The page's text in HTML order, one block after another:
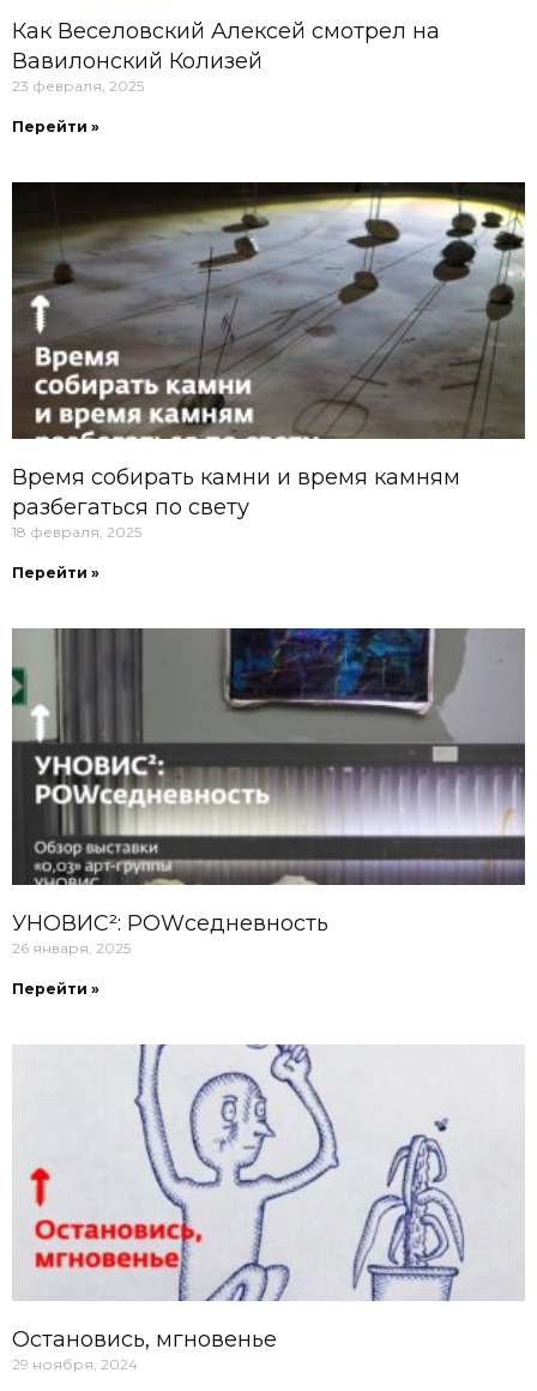
Как Веселовский Алексей смотрел на
Вавилонский Колизей
23 февраля, 2025
Перейти »
Время собирать камни и время камням
разбегаться по свету
18 февраля, 2025
Перейти »
УНОВИС²: POWседневность
26 января, 2025
Перейти »
Остановись, мгновенье
29 ноября, 2024